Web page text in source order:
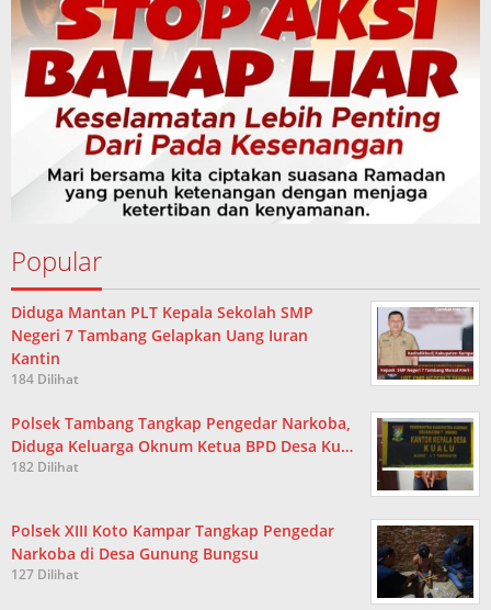
Popular
Diduga Mantan PLT Kepala Sekolah SMP
Negeri 7 Tambang Gelapkan Uang Iuran
Kantin
184 Dilihat
Polsek Tambang Tangkap Pengedar Narkoba,
Diduga Keluarga Oknum Ketua BPD Desa Ku…
182 Dilihat
Polsek XIII Koto Kampar Tangkap Pengedar
Narkoba di Desa Gunung Bungsu
127 Dilihat